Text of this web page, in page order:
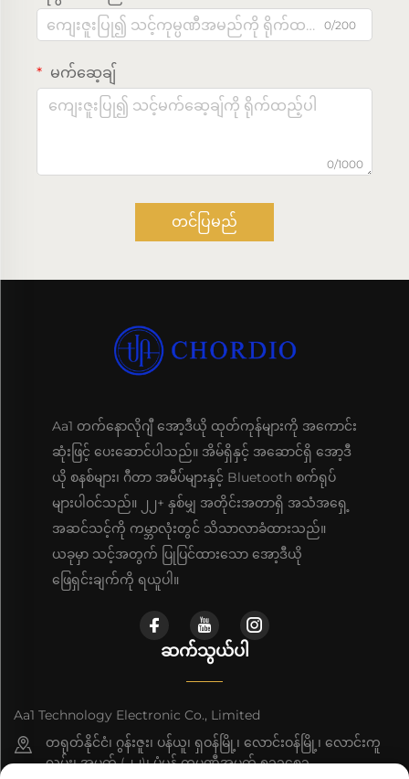
0/200
မက်ဆေ့ချ်
0/1000
တင်ပြမည်
Aa1 တက်နောလိုဂျီ အော့ဒီယို ထုတ်ကုန်များကို အကောင်း
ဆုံးဖြင့် ပေးဆောင်ပါသည်။ အိမ်ရှိနှင့် အဆောင်ရှိ အော့ဒီ
ယို စနစ်များ၊ ဂီတာ အမီပ်များနှင့် Bluetooth စက်ရုပ်
များပါဝင်သည်။ ၂၂+ နှစ်မျှ အတိုင်းအတာရှိ အသံအရှေ့
အဆင်သင့်ကို ကမ္ဘာလုံးတွင် သိသာလာခံထားသည်။
ယခုမှာ သင့်အတွက် ပြုပြင်ထားသော အော့ဒီယို
ဖြေရှင်းချက်ကို ရယူပါ။
ဆက်သွယ်ပါ
Aa1 Technology Electronic Co., Limited
တရုတ်နိုင်ငံ၊ ဂွန်းဇူး၊ ပန်ယူ၊ ရှဝန်မြို့၊ လောင်းဝန်မြို့၊ လောင်းကူ
လမ်း၊ အမှတ် (၂၂)၊ ပုံမှန် ကုမ္ပဏီအမှတ် ၅၁၁၄၈၃